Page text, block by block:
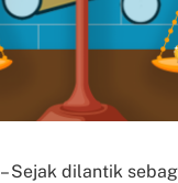
– Sejak dilantik